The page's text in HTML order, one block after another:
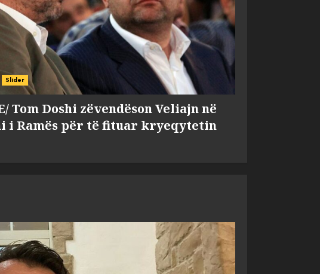
Slider
Tom Doshi zëvendëson Veliajn në
i Ramës për të fituar kryeqytetin